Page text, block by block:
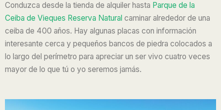
Conduzca desde la tienda de alquiler hasta Parque de la
Ceiba de Vieques Reserva Natural caminar alrededor de una
ceiba de 400 años. Hay algunas placas con información
interesante cerca y pequeños bancos de piedra colocados a
lo largo del perímetro para apreciar un ser vivo cuatro veces
mayor de lo que tú o yo seremos jamás.